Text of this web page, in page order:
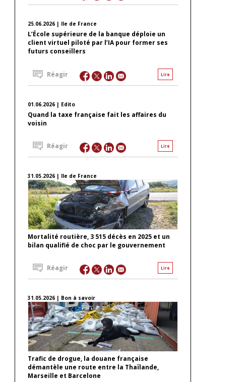
25.06.2026 | Ile de France
L’École supérieure de la banque déploie un
client virtuel piloté par l’IA pour former ses
futurs conseillers
Lire
Réagir
01.06.2026 | Edito
Quand la taxe française fait les affaires du
voisin
Lire
Réagir
31.05.2026 | Ile de France
Mortalité routière, 3 515 décès en 2025 et un
bilan qualifié de choc par le gouvernement
Lire
Réagir
31.05.2026 | Bon à savoir
Trafic de drogue, la douane française
démantèle une route entre la Thaïlande,
Marseille et Barcelone